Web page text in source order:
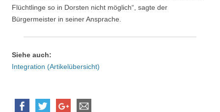
Flüchtlinge so in Dorsten nicht möglich“, sagte der
Bürgermeister in seiner Ansprache.
Siehe auch:
Integration (Artikelübersicht)